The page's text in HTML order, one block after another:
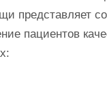
представляет
пациентов